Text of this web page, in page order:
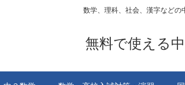
数学、理科、社会、漢字など
無料で使える